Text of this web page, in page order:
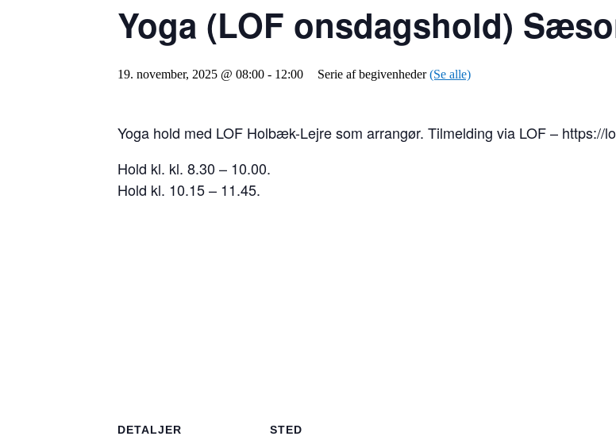
Yoga (LOF onsdagshold)
19. november, 2025 @ 08:00 - 12:00 Serie af begivenheder(Se alle)
Yoga hold med LOF Holbæk-Lejre som arrangør. Tilmelding via LOF – https://
Hold kl. kl. 8.30 – 10.00.
Hold kl. 10.15 – 11.45.
DETALJER STED